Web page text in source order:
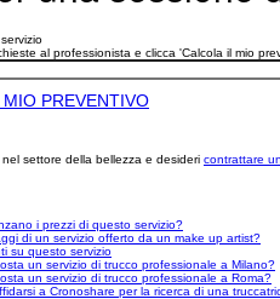
al professionista e clicca 'Calcola il mio
PREVENTIVO
settore della bellezza e desideri contrattare
i prezzi di questo servizio?
di un servizio offerto da un make up artist?
su questo servizio
un servizio di trucco professionale a Milano?
un servizio di trucco professionale a Roma?
a Cronoshare per la ricerca di una